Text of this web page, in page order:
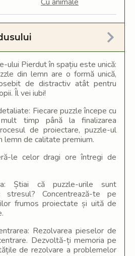
ului Pierdut în spațiu este unică:
din lemn are o formă unică,
de distractiv atât pentru
Îl vei iubi!
Fiecare puzzle începe cu
timp până la finalizarea
de proiectare, puzzle-ul
lemn de calitate premium.
le celor dragi ore întregi de
Știai că puzzle-urile sunt
Concentrează-te pe
frumos proiectate și uită de
Rezolvarea pieselor de
Dezvoltă-ți memoria pe
de rezolvare a problemelor